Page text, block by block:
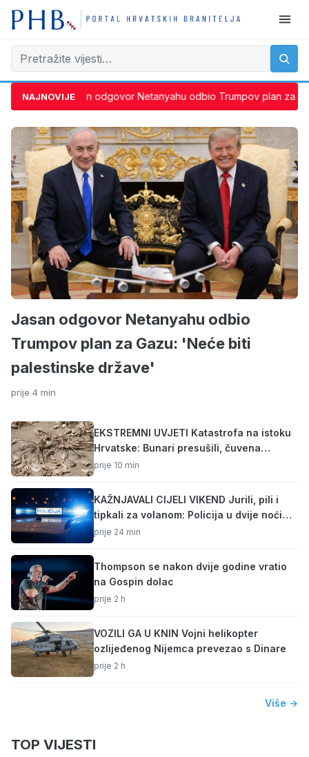
NAJNOVIJEJasan odgovor Netanyahu odbio Trumpov plan za
Jasan odgovor Netanyahu odbio
Trumpov plan za Gazu: 'Neće biti
palestinske države'
prije 4 min
EKSTREMNI UVJETI Katastrofa na istoku
Hrvatske: Bunari presušili, čuvena
baranjska paprika ugrožena
prije 10 min
KAŽNJAVALI CIJELI VIKEND Jurili, pili i
tipkali za volanom: Policija u dvije noći
utvrdila gotovo 900 prekršaja
prije 24 min
Thompson se nakon dvije godine vratio
na Gospin dolac
prije 2 h
VOZILI GA U KNIN Vojni helikopter
ozlijeđenog Nijemca prevezao s Dinare
prije 2 h
Više →
TOP VIJESTI